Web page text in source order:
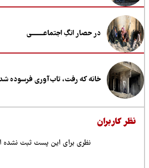
در حصار انگِ اجتماعــــــــی
خانه که رفت، تاب‌آوری فرسوده شد
کاربران
نظری برای این پست ثبت نشده است.